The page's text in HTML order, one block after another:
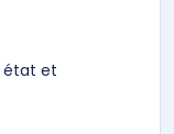
état et